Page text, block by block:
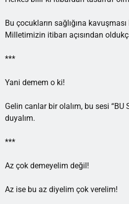
Bu çocukların sağlığına
Milletimizin itibarı açısından
***
Yani demem o ki!
Gelin canlar bir olalım, bu sesi “BU
duyalım.
***
Az çok demeyelim değil!
Az ise bu az diyelim çok verelim!